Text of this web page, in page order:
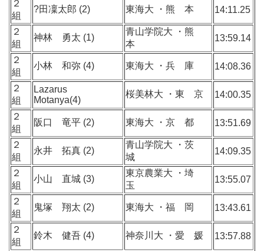
２
組
?田凜太郎 (2) 東海大 ・熊 本 14:11.25
２
組
神林 勇太 (1)
青山学院大 ・熊
本
13:59.14
２
組
小林 和弥 (4) 東海大 ・兵 庫 14:08.36
２
組
Lazarus
Motanya(4)
桜美林大 ・東 京 14:00.35
２
組
阪口 竜平 (2) 東海大 ・京 都 13:51.69
２
組
永井 拓真 (2)
青山学院大 ・茨
城
14:09.35
２
組
小山 直城 (3)
東京農業大 ・埼
玉
13:55.07
２
組
鬼塚 翔太 (2) 東海大 ・福 岡 13:43.61
２
組
鈴木 健吾 (4) 神奈川大 ・愛 媛 13:57.88